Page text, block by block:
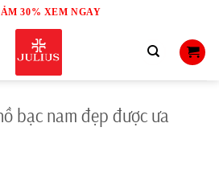
30% XEM NGAY
bạc nam đẹp được ưa